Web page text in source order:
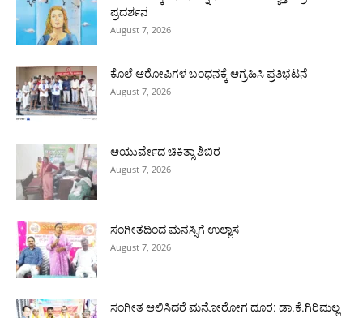
ಪ್ರದರ್ಶನ
August 7, 2026
ಕೊಲೆ ಆರೋಪಿಗಳ ಬಂಧನಕ್ಕೆ ಆಗ್ರಹಿಸಿ ಪ್ರತಿಭಟನೆ
August 7, 2026
ಆಯುರ್ವೇದ ಚಿಕಿತ್ಸಾ ಶಿಬಿರ
August 7, 2026
ಸಂಗೀತದಿಂದ ಮನಸ್ಸಿಗೆ ಉಲ್ಲಾಸ
August 7, 2026
ಸಂಗೀತ ಆಲಿಸಿದರೆ ಮನೋರೋಗ ದೂರ: ಡಾ.ಕೆ.ಗಿರಿಮಲ್ಲ